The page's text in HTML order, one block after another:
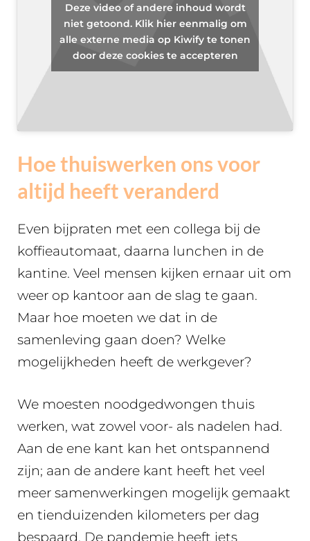
Deze video of andere inhoud wordt
niet getoond. Klik hier eenmalig om
alle externe media op Kiwify te tonen
door deze cookies te accepteren
Hoe thuiswerken ons voor
altijd heeft veranderd
Even bijpraten met een collega bij de
koffieautomaat, daarna lunchen in de
kantine. Veel mensen kijken ernaar uit om
weer op kantoor aan de slag te gaan.
Maar hoe moeten we dat in de
samenleving gaan doen? Welke
mogelijkheden heeft de werkgever?
We moesten noodgedwongen thuis
werken, wat zowel voor- als nadelen had.
Aan de ene kant kan het ontspannend
zijn; aan de andere kant heeft het veel
meer samenwerkingen mogelijk gemaakt
en tienduizenden kilometers per dag
bespaard. De pandemie heeft iets